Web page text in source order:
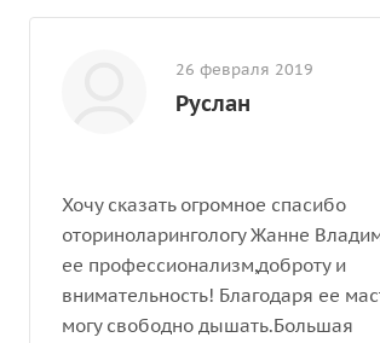
26 февраля 2019
Руслан
Хочу сказать огромное спасибо
оториноларингологу Жанне
ее профессионализм,доброту и
внимательность! Благодаря ее
могу свободно дышать.Большая